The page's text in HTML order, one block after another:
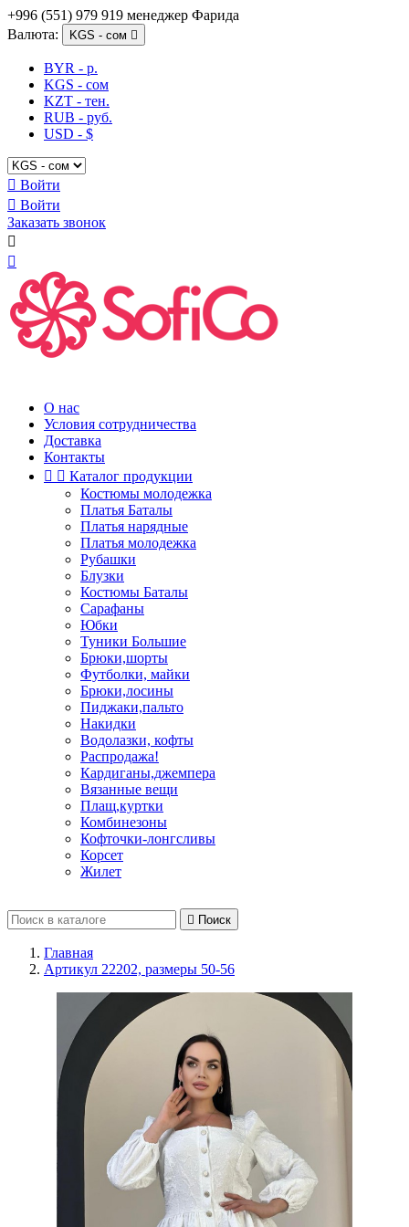
+996 (551) 979 919 менеджер Фарида
Валюта:
KGS - сом 
BYR - р.
KGS - сом
KZT - тен.
RUB - руб.
USD - $
 Войти
 Войти
Заказать звонок


О нас
Условия сотрудничества
Доставка
Контакты
  Каталог продукции
Костюмы молодежка
Платья Баталы
Платья нарядные
Платья молодежка
Рубашки
Блузки
Костюмы Баталы
Сарафаны
Юбки
Туники Большие
Брюки,шорты
Футболки, майки
Брюки,лосины
Пиджаки,пальто
Накидки
Водолазки, кофты
Распродажа!
Кардиганы,джемпера
Вязанные вещи
Плащ,куртки
Комбинезоны
Кофточки-лонгсливы
Корсет
Жилет
 Поиск
Главная
Артикул 22202, размеры 50-56